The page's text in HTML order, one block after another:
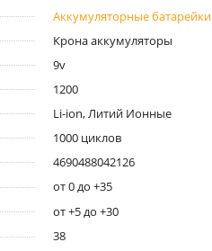
Аккумуляторные батарейки
Крона аккумуляторы
9v
1200
Li-ion, Литий Ионные
1000 циклов
4690488042126
от 0 до +35
от +5 до +30
38